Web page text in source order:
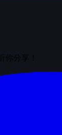
分享！